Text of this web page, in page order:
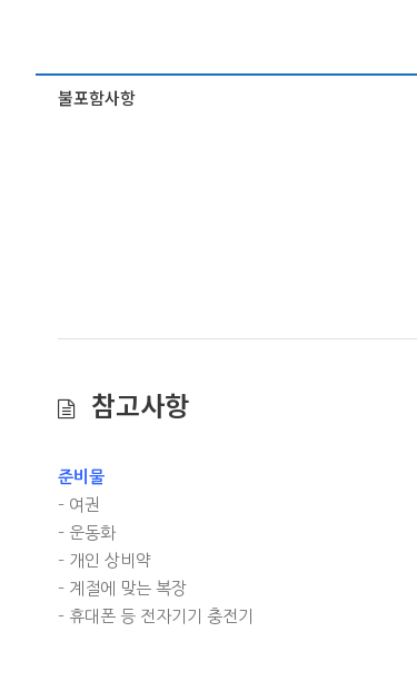
불포함사항
참고사항
준비물
– 여권
– 운동화
– 개인 상비약
– 계절에 맞는 복장
– 휴대폰 등 전자기기 충전기